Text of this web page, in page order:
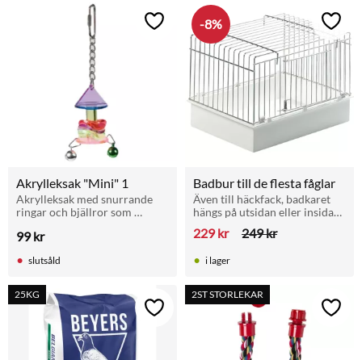
Akrylleksak "Mini" 1
Akrylleksak med snurrande
ringar och bjällror som
och andra små burfåglar.
99kr
Lägg till i favoriter
slutsåld
Badbur till de flesta fåglar
Även till häckfack, badkaret
hängs på utsidan eller insidan
229kr 249kr
8% Lägg
i lager
25KG
Lägg till i favoriter
2ST STORLEKAR
Lägg